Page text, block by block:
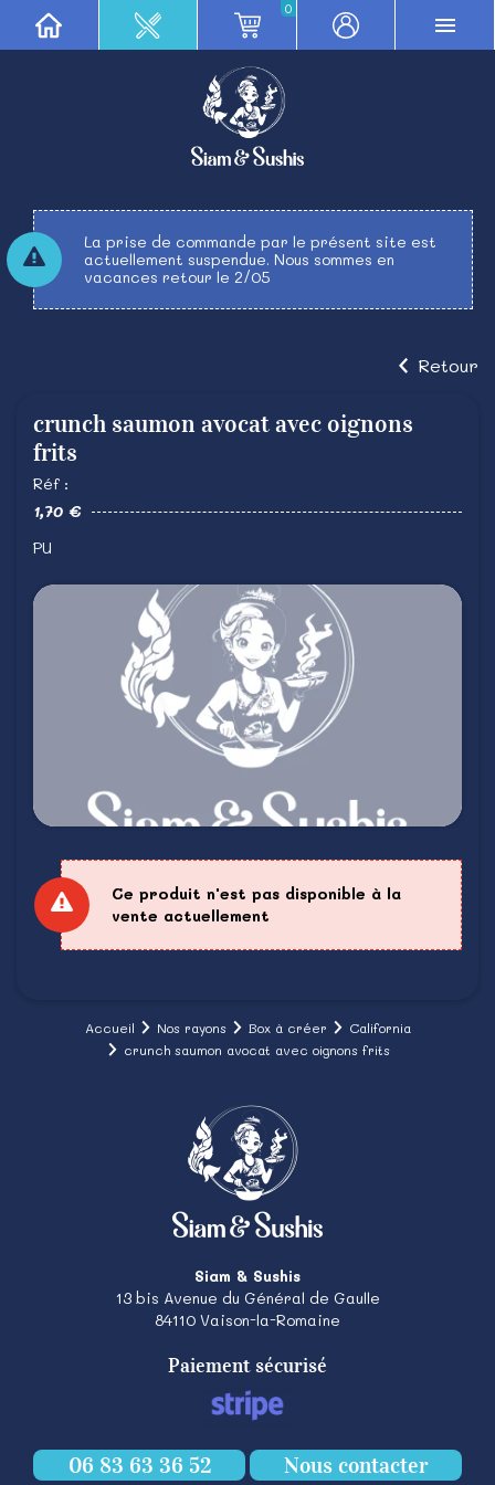
0
La prise de commande par le présent site est
actuellement suspendue. Nous sommes en
vacances retour le 2/05
Retour
crunch saumon avocat avec oignons
frits
Réf :
1,70 €
PU
Ce produit n'est pas disponible à la
vente actuellement
Accueil Nos rayons Box à créer
California
crunch saumon avocat avec oignons frits
Siam & Sushis
13 bis Avenue du Général de Gaulle
84110 Vaison-la-Romaine
Paiement sécurisé
06 83 63 36 52 Nous contacter